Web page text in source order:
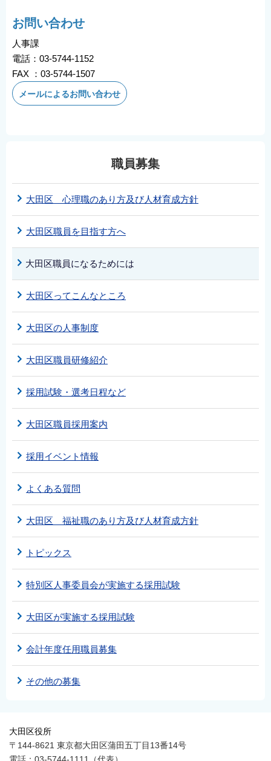
お問い合わせ
人事課
電話：03-5744-1152
FAX ：03-5744-1507
メールによるお問い合わせ
職員募集
大田区 心理職のあり方及び人材育成方針
大田区職員を目指す方へ
大田区職員になるためには
大田区ってこんなところ
大田区の人事制度
大田区職員研修紹介
採用試験・選考日程など
大田区職員採用案内
採用イベント情報
よくある質問
大田区 福祉職のあり方及び人材育成方針
トピックス
特別区人事委員会が実施する採用試験
大田区が実施する採用試験
会計年度任用職員募集
その他の募集
大田区役所
〒144-8621 東京都大田区蒲田五丁目13番14号
電話：03-5744-1111（代表）